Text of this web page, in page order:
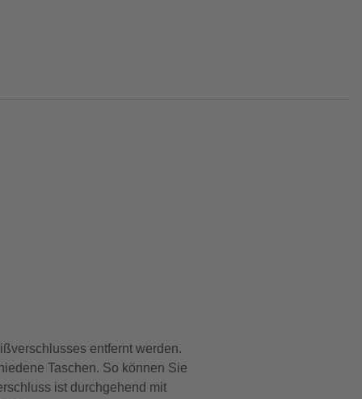
entfernt werden.
Taschen. So können Sie
ist durchgehend mit